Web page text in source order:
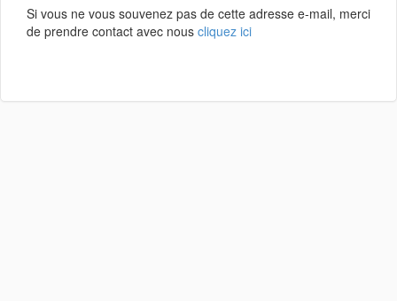
Si vous ne vous souvenez pas de cette adresse e-mail, merci
de prendre contact avec nous cliquez ici